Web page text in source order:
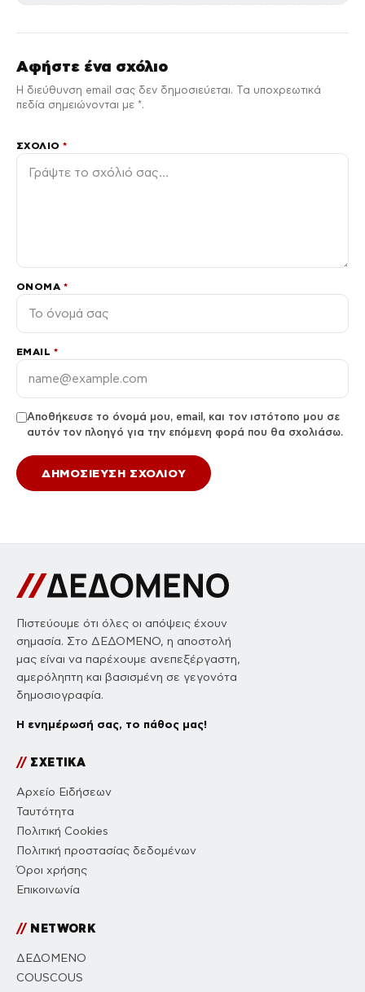
Αφήστε ένα σχόλιο
Η διεύθυνση email σας δεν δημοσιεύεται. Τα υποχρεωτικά
πεδία σημειώνονται με *.
ΣΧΌΛΙΟ*
ΌΝΟΜΑ *
EMAIL *
Αποθήκευσε το όνομά μου, email, και τον ιστότοπο μου σε
αυτόν τον πλοηγό για την επόμενη φορά που θα σχολιάσω.
Πιστεύουμε ότι όλες οι απόψεις έχουν
σημασία. Στο ΔΕΔΟΜΕΝΟ, η αποστολή
μας είναι να παρέχουμε ανεπεξέργαστη,
αμερόληπτη και βασισμένη σε γεγονότα
δημοσιογραφία.
Η ενημέρωσή σας, το πάθος μας!
//ΣΧΕΤΙΚΑ
Αρχείο Ειδήσεων
Ταυτότητα
Πολιτική Cookies
Πολιτική προστασίας δεδομένων
Όροι χρήσης
Επικοινωνία
//NETWORK
ΔΕΔΟΜΕΝΟ
COUSCOUS